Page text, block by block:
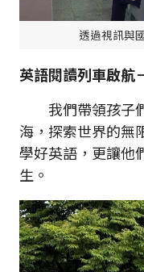
透過視訊與
英語閱讀列車啟航
我們帶領孩子
海，探索世界的無
學好英語，更讓他
生。